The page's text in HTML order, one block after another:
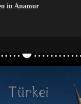
in Anamur